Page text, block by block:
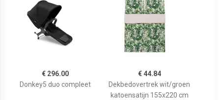
€ 296.00
Donkey5 duo compleet
€ 44.84
Dekbedovertrek wit/groen
katoensatijn 155x220 cm